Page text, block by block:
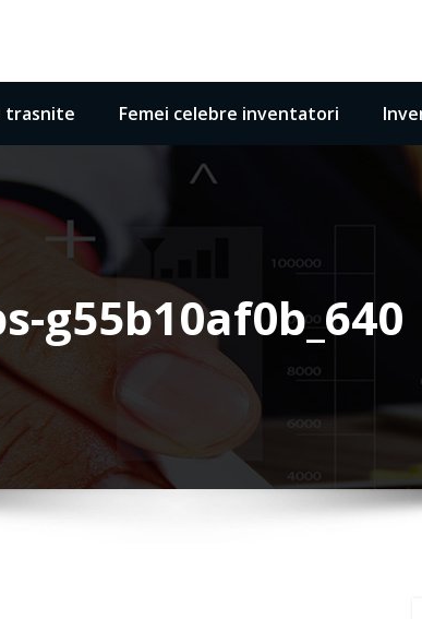
trasnite Femei celebre inventatori
g55b10af0b_640